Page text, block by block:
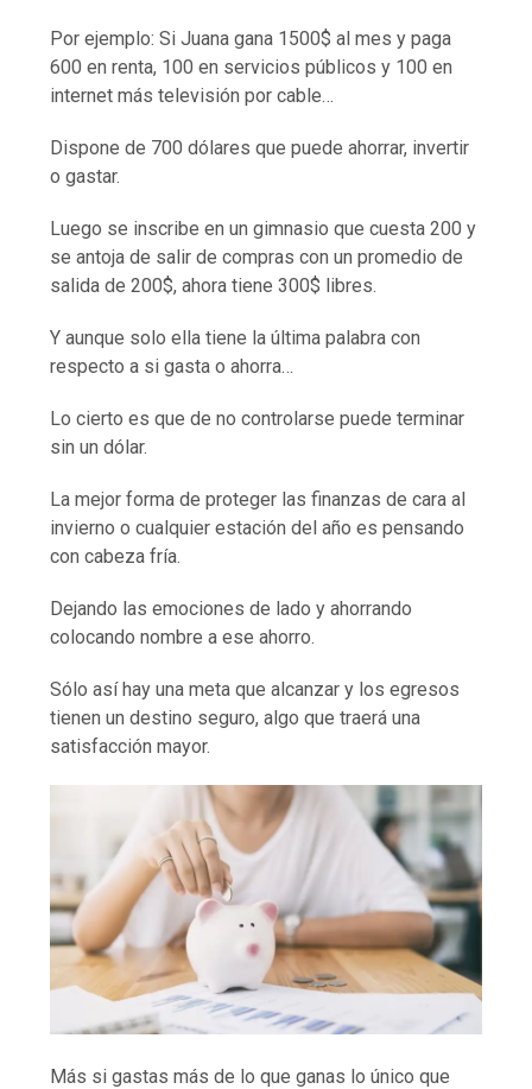
Por ejemplo: Si Juana gana 1500$ al mes y paga
600 en renta, 100 en servicios públicos y 100 en
internet más televisión por cable…
Dispone de 700 dólares que puede ahorrar, invertir
o gastar.
Luego se inscribe en un gimnasio que cuesta 200 y
se antoja de salir de compras con un promedio de
salida de 200$, ahora tiene 300$ libres.
Y aunque solo ella tiene la última palabra con
respecto a si gasta o ahorra…
Lo cierto es que de no controlarse puede terminar
sin un dólar.
La mejor forma de proteger las finanzas de cara al
invierno o cualquier estación del año es pensando
con cabeza fría.
Dejando las emociones de lado y ahorrando
colocando nombre a ese ahorro.
Sólo así hay una meta que alcanzar y los egresos
tienen un destino seguro, algo que traerá una
satisfacción mayor.
Más si gastas más de lo que ganas lo único que